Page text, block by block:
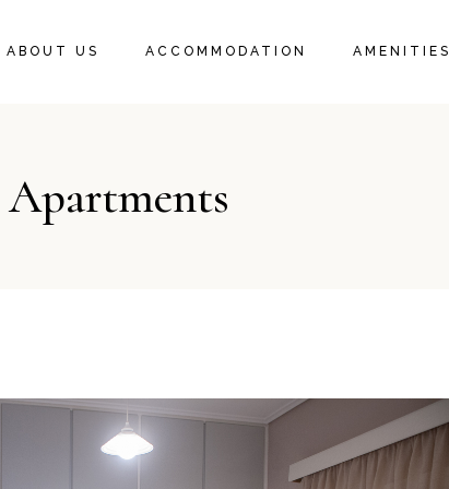
ABOUT US ACCOMMODATION AMENITIES
Apartments